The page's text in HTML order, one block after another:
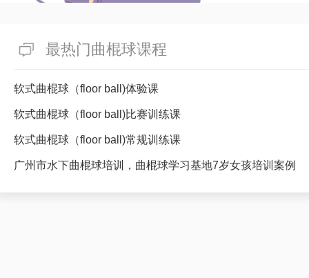
最热门曲棍球课程
软式曲棍球（floor ball)体验课
软式曲棍球（floor ball)比赛训练课
软式曲棍球（floor ball)常规训练课
广州市水下曲棍球培训，曲棍球学习基地7岁女孩培训案例